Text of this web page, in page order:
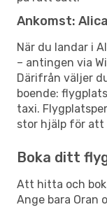
Ankomst:
När du landar i
– antingen via
Därifrån väljer
boende:
taxi.
stor hjälp för att
Boka ditt
Att hitta och
Ange bara Oran